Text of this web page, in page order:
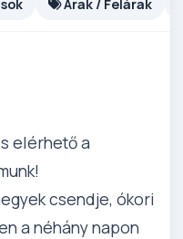
Árak / Felárak
elérhető a
csendje, ókori
a néhány napon